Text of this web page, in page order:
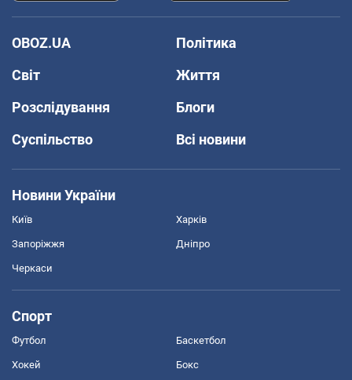
OBOZ.UA
Політика
Світ
Життя
Розслідування
Блоги
Суспільство
Всі новини
Новини України
Київ Харків
Запоріжжя Дніпро
Черкаси
Спорт
Футбол Баскетбол
Хокей Бокс